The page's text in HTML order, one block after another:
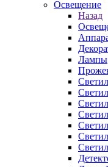
Освещение
Назад
Лампы